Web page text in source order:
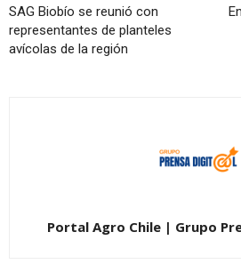
SAG Biobío se reunió con
representantes de planteles
avícolas de la región
Portal Agro Chile | Grupo